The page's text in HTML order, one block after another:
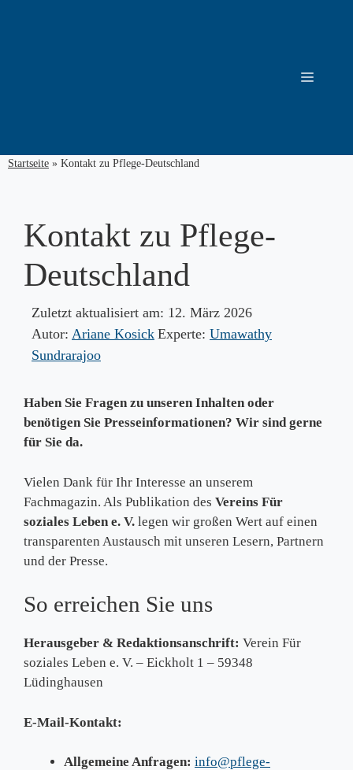
Menü
Startseite » Kontakt zu Pflege-Deutschland
Kontakt zu Pflege-
Deutschland
Zuletzt aktualisiert am: 12. März 2026
Autor: Ariane Kosick Experte: Umawathy
Sundrarajoo
Haben Sie Fragen zu unseren Inhalten oder
benötigen Sie Presseinformationen? Wir sind gerne
für Sie da.
Vielen Dank für Ihr Interesse an unserem
Fachmagazin. Als Publikation des Vereins Für
soziales Leben e. V. legen wir großen Wert auf einen
transparenten Austausch mit unseren Lesern, Partnern
und der Presse.
So erreichen Sie uns
Herausgeber & Redaktionsanschrift: Verein Für
soziales Leben e. V. – Eickholt 1 – 59348
Lüdinghausen
E-Mail-Kontakt:
Allgemeine Anfragen: info@pflege-